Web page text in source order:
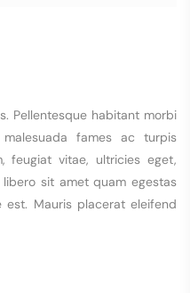
Pellentesque habitant morbi
fames ac turpis
feugiat vitae, ultricies eget,
sit amet quam egestas
est. Mauris placerat eleifend